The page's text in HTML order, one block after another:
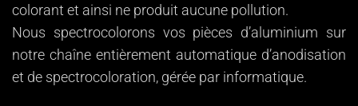
colorant et ainsi ne produit aucune pollution.
Nous spectrocolorons vos pièces d’aluminium sur
notre chaîne entièrement automatique d’anodisation
et de spectrocoloration, gérée par informatique.